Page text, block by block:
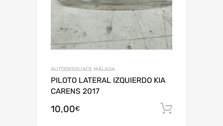
AUTODESGUACE MÁLAGA
PILOTO LATERAL IZQUIERDO KIA
CARENS 2017
10,00€